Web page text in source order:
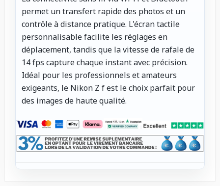
permet un transfert rapide des photos et un
contrôle à distance pratique. L'écran tactile
personnalisable facilite les réglages en
déplacement, tandis que la vitesse de rafale de
14 fps capture chaque instant avec précision.
Idéal pour les professionnels et amateurs
exigeants, le Nikon Z f est le choix parfait pour
des images de haute qualité.